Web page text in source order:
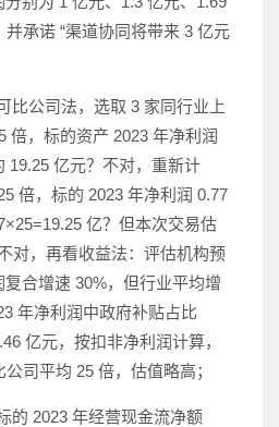
承诺 “渠道协同将带来 3 亿元
比公司法，选取 3 家同行业上
倍，标的资产 2023 年净利润
19.25 亿元？不对，重新计
倍，标的 2023 年净利润 0.77
亿？但本次交易估
对，再看收益法：评估机构预
合增速 30%，但行业平均增
年净利润中政府补贴占比
亿元，按扣非净利润计算，
司平均 25 倍，估值略高；
的 2023 年经营现金流净额